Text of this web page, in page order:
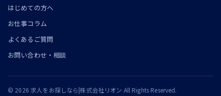
はじめての方へ
お仕事コラム
よくあるご質問
お問い合わせ・相談
© 2026 求人をお探しなら|株式会社リオン All Rights Reserved.